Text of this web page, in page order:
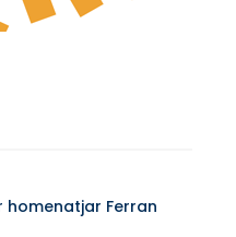
homenatjar Ferran